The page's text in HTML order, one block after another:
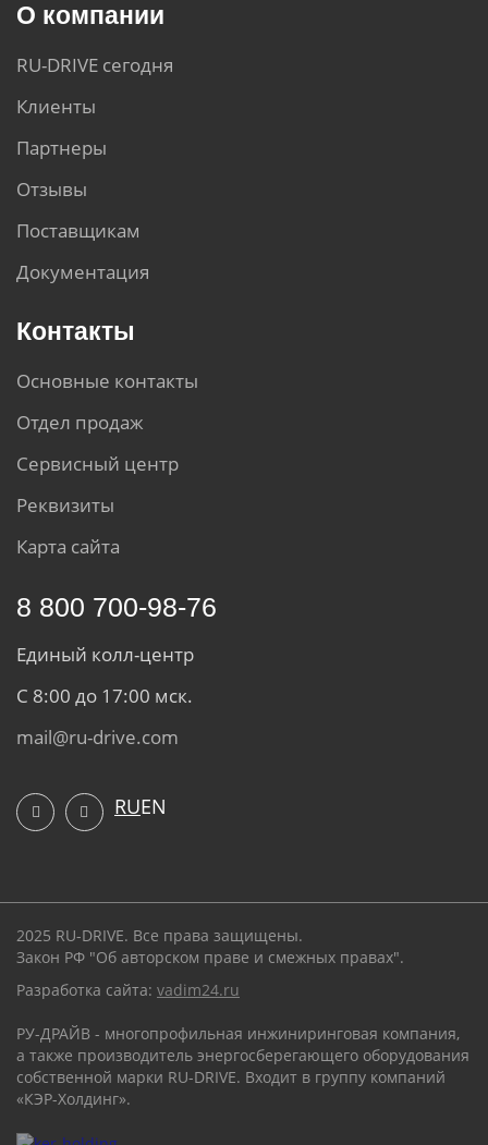
О компании
RU-DRIVE сегодня
Клиенты
Партнеры
Отзывы
Поставщикам
Документация
Контакты
Основные контакты
Отдел продаж
Сервисный центр
Реквизиты
Карта сайта
8 800 700-98-76
Единый колл-центр
С 8:00 до 17:00 мск.
mail@ru-drive.com
RUEN
2025 RU-DRIVE. Все права защищены.
Закон РФ "Об авторском праве и смежных правах".
Разработка сайта: vadim24.ru
РУ-ДРАЙВ - многопрофильная инжиниринговая компания,
а также производитель энергосберегающего оборудования
собственной марки RU-DRIVE. Входит в группу компаний
«КЭР-Холдинг».